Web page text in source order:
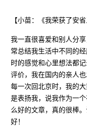
【小苗：《我荣获了安省
我一直很喜爱和别人分
常总结我生活中不同的
时的感觉和心里想法都
评价，我在国内的亲人
每一次回北京时，我的
是表扬我，说我作为一
么好的文章，真的很棒
好！